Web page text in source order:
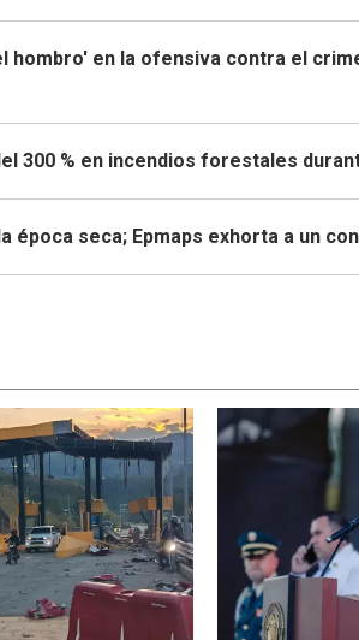
en la ofensiva contra el
300 % en incendios forestales
época seca; Epmaps exhorta a un